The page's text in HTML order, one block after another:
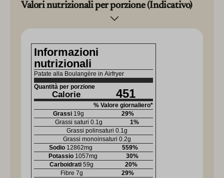
Valori nutrizionali per porzione (Indicativo)
Informazioni
nutrizionali
Patate alla Boulangère in Airfryer
Quantità per porzione
Calorie 451
% Valore giornaliero*
Grassi 19g 29%
Grassi saturi 0.1g 1%
Grassi polinsaturi 0.1g
Grassi monoinsaturi 0.2g
Sodio 12862mg 559%
Potassio 1057mg 30%
Carboidrati 59g 20%
Fibre 7g 29%